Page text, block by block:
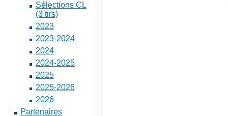
Sélections CL
(3 tirs)
2023
2023-2024
2024
2024-2025
2025
2025-2026
2026
Partenaires